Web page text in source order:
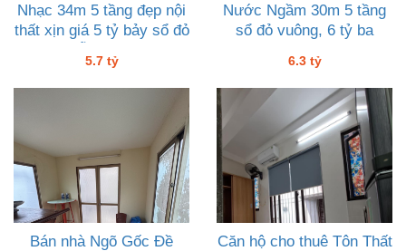
Nhạc 34m 5 tầng đẹp nội
thất xịn giá 5 tỷ bảy sổ đỏ
5.7 tỷ
Nước Ngầm 30m 5 tầng
sổ đỏ vuông, 6 tỷ ba
6.3 tỷ
Bán nhà Ngõ Gốc Đề
Căn hộ cho thuê Tôn Thất